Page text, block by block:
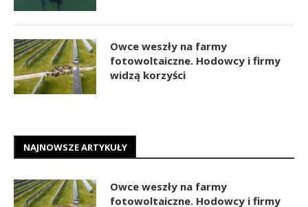
Owce weszły na farmy
fotowoltaiczne. Hodowcy i firmy
widzą korzyści
NAJNOWSZE ARTYKUŁY
Owce weszły na farmy
fotowoltaiczne. Hodowcy i firmy